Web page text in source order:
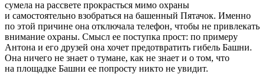
сумела на рассвете прокрасться мимо охраны
и самостоятельно взобраться на башенный Пятачок. Именно
по этой причине она отключала телефон, чтобы не привлекать
внимание охраны. Смысл ее поступка прост: по примеру
Антона и его друзей она хочет предотвратить гибель Башни.
Она ничего не знает о тумане, как не знает и о том, что
на площадке Башни ее попросту никто не увидит.